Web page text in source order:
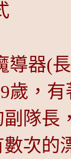
導器(
歲，
隊長
次的